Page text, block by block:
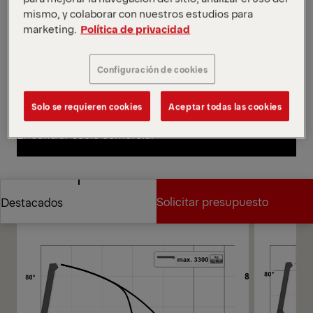
de la pluma para acortar los ciclos de carga y
maximizar la eficiencia en las operaciones de
Abrir diagramas
Solicitar presupuesto
Solicitar presupuesto
Encontrar socio comercial
Encontrar socio comercial
Destacados
Destacados
Solicitar presupuesto
Solicitar presupuesto
Diagramas
mismo, y colaborar con nuestros estudios para
marketing. Política de privacidad
Configuración de cookies
Solo se requieren cookies Aceptar todas las cookies